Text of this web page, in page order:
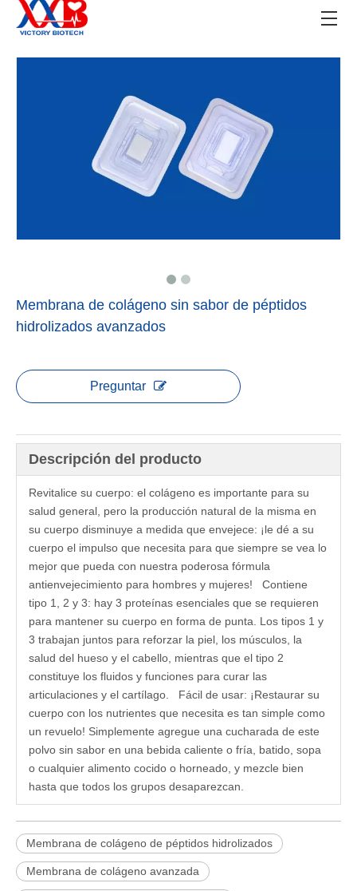
Membrana de colágeno sin sabor de péptidos
hidrolizados avanzados
Preguntar
Descripción del producto
Revitalice su cuerpo: el colágeno es importante para su
salud general, pero la producción natural de la misma en
su cuerpo disminuye a medida que envejece: ¡le dé a su
cuerpo el impulso que necesita para que siempre se vea lo
mejor que pueda con nuestra poderosa fórmula
antienvejecimiento para hombres y mujeres! Contiene
tipo 1, 2 y 3: hay 3 proteínas esenciales que se requieren
para mantener su cuerpo en forma de punta. Los tipos 1 y
3 trabajan juntos para reforzar la piel, los músculos, la
salud del hueso y el cabello, mientras que el tipo 2
constituye los fluidos y funciones para curar las
articulaciones y el cartílago. Fácil de usar: ¡Restaurar su
cuerpo con los nutrientes que necesita es tan simple como
un revuelo! Simplemente agregue una cucharada de este
polvo sin sabor en una bebida caliente o fría, batido, sopa
o cualquier alimento cocido o horneado, y mezcle bien
hasta que todos los grupos desaparezcan.
Membrana de colágeno de péptidos hidrolizados
Membrana de colágeno avanzada